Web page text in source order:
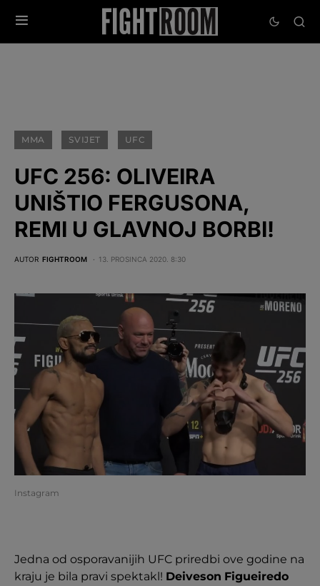
MMA SVIJET UFC
UFC 256: OLIVEIRA
UNIŠTIO FERGUSONA,
REMI U GLAVNOJ BORBI!
AUTOR FIGHTROOM 13. PROSINCA 2020. 8:30
Instagram
Jedna od osporavanijih UFC priredbi ove godine na
kraju je bila pravi spektakl! Deiveson Figueiredo